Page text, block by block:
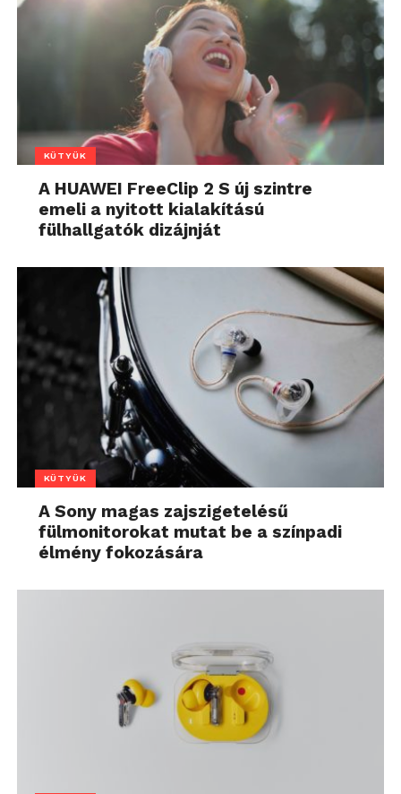
KÜTYÜK
A HUAWEI FreeClip 2 S új szintre
emeli a nyitott kialakítású
fülhallgatók dizájnját
KÜTYÜK
A Sony magas zajszigetelésű
fülmonitorokat mutat be a színpadi
élmény fokozására